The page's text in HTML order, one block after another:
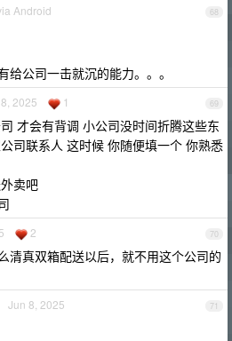
68
Android
给公司一击就沉的能力。。。
69
2025 1
才会有背调 小公司没时间折腾这些东
司联系人 这时候 你随便填一个 你熟悉
卖吧
70
2
清真双箱配送以后，就不用这个公司的
71
Jun 8, 2025